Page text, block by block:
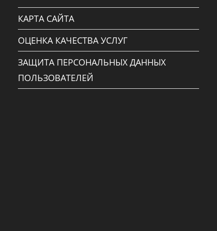
КАРТА САЙТА
ОЦЕНКА КАЧЕСТВА УСЛУГ
ЗАЩИТА ПЕРСОНАЛЬНЫХ ДАННЫХ
ПОЛЬЗОВАТЕЛЕЙ